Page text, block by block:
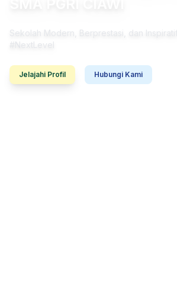
Sekolah Modern, Berprestasi, dan
#NextLevel
Jelajahi Profil Hubungi Kami